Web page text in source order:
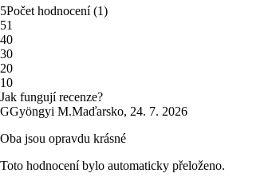
5Počet hodnocení(1)
51
40
30
20
10
Jak fungují recenze?
GGyöngyi M.Maďarsko, 24. 7. 2026
Oba jsou opravdu krásné
Toto hodnocení bylo automaticky přeloženo.